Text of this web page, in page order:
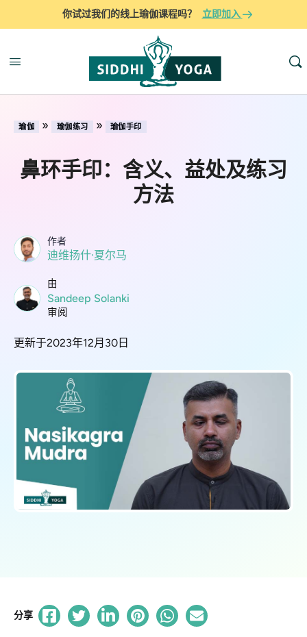
你试过我们的线上瑜伽课程吗？ 立即加入
瑜伽 » 瑜伽练习 » 瑜伽手印
鼻环手印：含义、益处及练习
方法
作者
迪维扬什·夏尔马
由
Sandeep Solanki
审阅
更新于2023年12月30日
分享